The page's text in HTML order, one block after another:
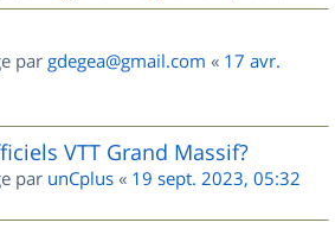
par gdegea@gmail.com « 17 avr.
VTT Grand Massif?
par unCplus « 19 sept. 2023, 05:32